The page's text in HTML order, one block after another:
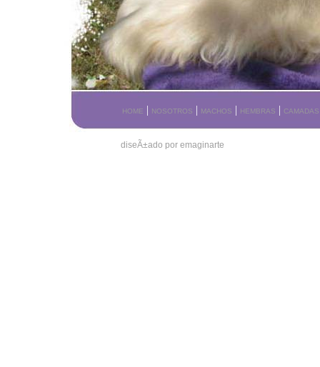
HOME | NOSOTROS | MACHOS | HEMBRAS | CAMADAS
diseÃ±ado por emaginarte